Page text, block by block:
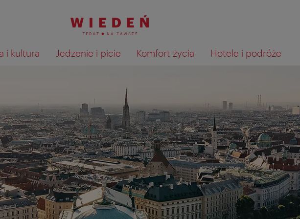
i kultura Jedzenie i picie Komfort życia Hotele i podróże